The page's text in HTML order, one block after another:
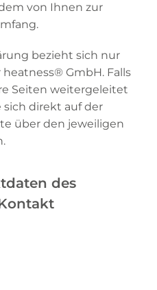
von Ihnen zur
bezieht sich nur
GmbH. Falls
Seiten weitergeleitet
sich direkt auf der
über den jeweiligen
des